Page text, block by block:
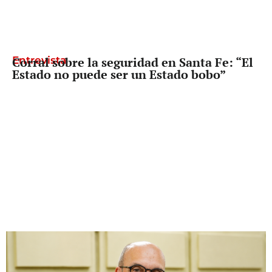
Entrevista
Corral sobre la seguridad en Santa Fe: “El
Estado no puede ser un Estado bobo”